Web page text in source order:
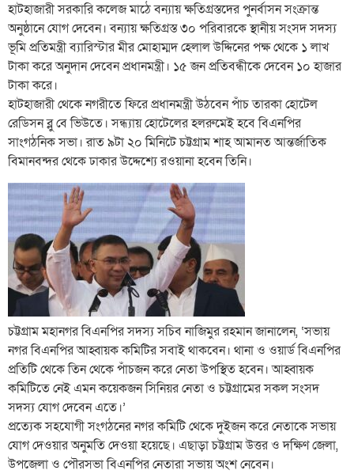
হাটহাজারী সরকারি কলেজ মাঠে বন্যায় ক্ষতিগ্রস্তদের পুনর্বাসন সংক্রান্ত
অনুষ্ঠানে যোগ দেবেন। বন্যায় ক্ষতিগ্রস্ত ৩০ পরিবারকে স্থানীয় সংসদ সদস্য
ভূমি প্রতিমন্ত্রী ব্যারিস্টার মীর মোহাম্মদ হেলাল উদ্দিনের পক্ষ থেকে ১ লাখ
টাকা করে অনুদান দেবেন প্রধানমন্ত্রী। ১৫ জন প্রতিবন্ধীকে দেবেন ১০ হাজার
টাকা করে।
হাটহাজারী থেকে নগরীতে ফিরে প্রধানমন্ত্রী উঠবেন পাঁচ তারকা হোটেল
রেডিসন ব্লু বে ভিউতে। সন্ধ্যায় হোটেলের হলরুমেই হবে বিএনপির
সাংগঠনিক সভা। রাত ৯টা ২০ মিনিটে চট্টগ্রাম শাহ আমানত আন্তর্জাতিক
বিমানবন্দর থেকে ঢাকার উদ্দেশ্যে রওয়ানা হবেন তিনি।
চট্টগ্রাম মহানগর বিএনপির সদস্য সচিব নাজিমুর রহমান জানালেন, ‘সভায়
নগর বিএনপির আহ্বায়ক কমিটির সবাই থাকবেন। থানা ও ওয়ার্ড বিএনপির
প্রতিটি থেকে তিন থেকে পাঁচজন করে নেতা উপস্থিত হবেন। আহ্বায়ক
কমিটিতে নেই এমন কয়েকজন সিনিয়র নেতা ও চট্টগ্রামের সকল সংসদ
সদস্য যোগ দেবেন এতে।’
প্রত্যেক সহযোগী সংগঠনের নগর কমিটি থেকে দুইজন করে নেতাকে সভায়
যোগ দেওয়ার অনুমতি দেওয়া হয়েছে। এছাড়া চট্টগ্রাম উত্তর ও দক্ষিণ জেলা,
উপজেলা ও পৌরসভা বিএনপির নেতারা সভায় অংশ নেবেন।